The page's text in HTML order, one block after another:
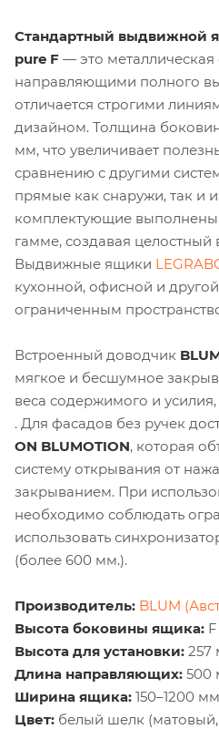
Стандартный выдвижной
pure F — это
направляющими полного
отличается строгими
дизайном. Толщина боковин
мм, что увеличивает
сравнению с другими
прямые как снаружи, так и
комплектующие выполнены
гамме, создавая
Выдвижные ящики
кухонной, офисной и
ограниченным
Встроенный доводчик
мягкое и бесшумное
веса содержимого и
. Для фасадов без ручек
ON BLUMOTION, которая
систему открывания от
закрыванием. При
необходимо соблюдать
использовать
(более 600 мм.).
Производитель: BLUM
Высота боковины ящика:
Высота для установки: 257
Длина направляющих: 500
Ширина ящика: 150–1200 мм
Цвет: белый шелк